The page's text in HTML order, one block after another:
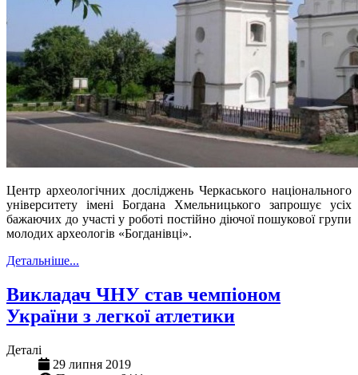
Центр археологічних досліджень Черкаського національного
університету імені Богдана Хмельницького запрошує усіх
бажаючих до участі у роботі постійно діючої пошукової групи
молодих археологів «Богданівці».
Детальніше...
Викладач ЧНУ став чемпіоном
України з легкої атлетики
Деталі
29 липня 2019